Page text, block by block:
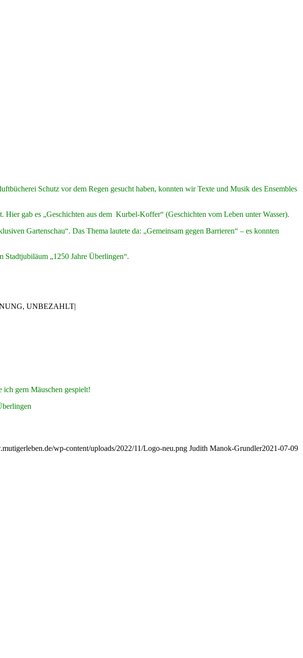
Schutz vor dem Regen gesucht haben, konnten wir Texte und Musik des Ensembles
gab es „Geschichten aus dem Kurbel-Koffer“ (Geschichten vom Leben unter Wasser).
Gartenschau“. Das Thema lautete da: „Gemeinsam gegen Barrieren“ – es konnten
Stadtjubiläum „1250 Jahre Überlingen“.
UNBEZAHLT|
ich gern Mäuschen gespielt!
wp-content/uploads/2022/11/Logo-neu.png Judith Manok-Grundler2021-07-09